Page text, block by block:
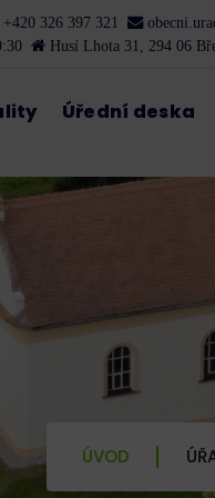
+420 326 397 321
Husí Lhota 31, 294 06
Úřední deska
ÚVOD